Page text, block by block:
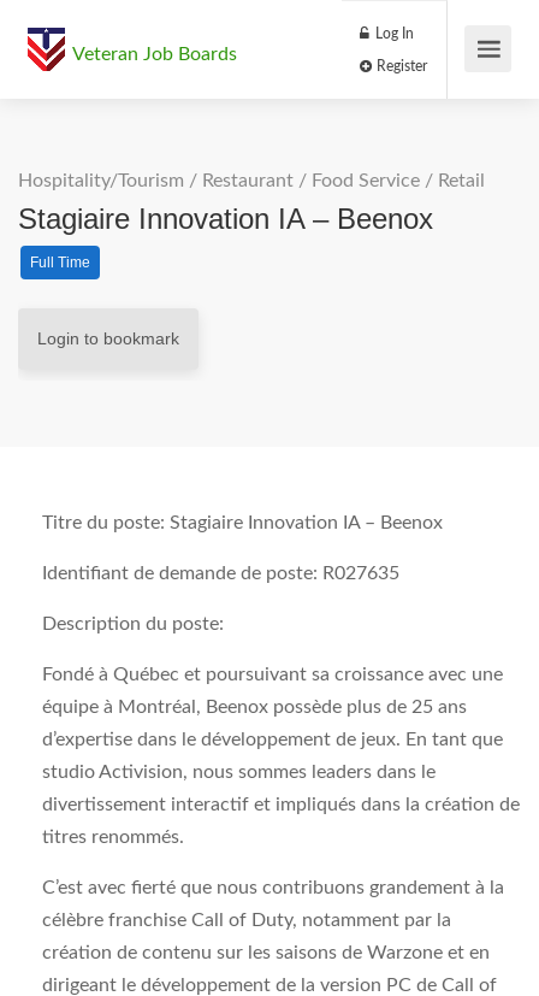
Veteran Job Boards
Log In
Hospitality/Tourism / Restaurant / Food Service / Retail
Stagiaire Innovation IA – Beenox
Full Time
Login to bookmark
Titre du poste: Stagiaire Innovation IA – Beenox
Identifiant de demande de poste: R027635
Description du poste:
Fondé à Québec et poursuivant sa croissance avec une
équipe à Montréal, Beenox possède plus de 25 ans
d’expertise dans le développement de jeux. En tant que
studio Activision, nous sommes leaders dans le
divertissement interactif et impliqués dans la création de
titres renommés.
C’est avec fierté que nous contribuons grandement à la
célèbre franchise Call of Duty, notamment par la
création de contenu sur les saisons de Warzone et en
dirigeant le développement de la version PC de Call of